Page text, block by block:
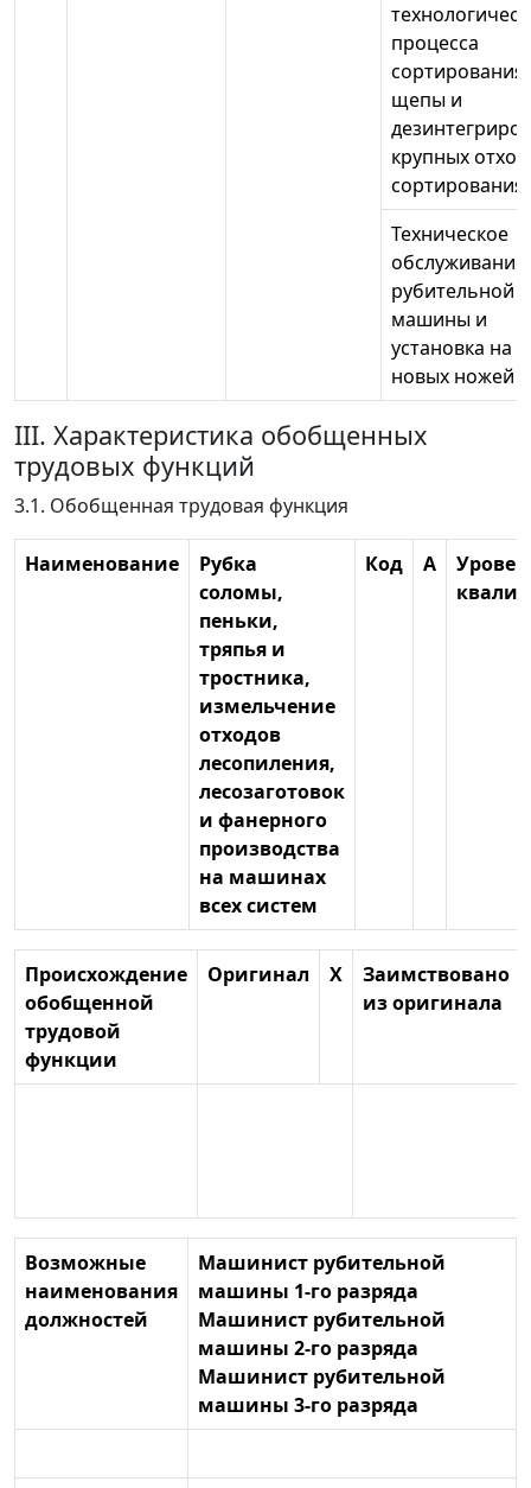
процесса
сортирования
щепы и
крупных
сортирования
Техническое
обслуживание
рубительной
машины и
установка на
новых ножей
III. Характеристика обобщенных
трудовых функций
3.1. Обобщенная трудовая функция
Наименование
Рубка
соломы,
пеньки,
тряпья и
тростника,
измельчение
отходов
лесопиления,
лесозаготовок
и фанерного
производства
на машинах
всех систем
Код А
Происхождение
обобщенной
трудовой
функции
Оригинал X
Заимствовано
из оригинала
Возможные
наименования
должностей
Машинист рубительной
машины 1-го разряда
Машинист рубительной
машины 2-го разряда
Машинист рубительной
машины 3-го разряда